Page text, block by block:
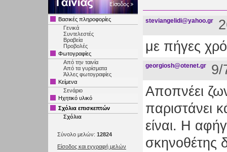
Βασικές πληροφορίες
Γενικά
Συντελεστές
Βραβεία
Προβολές
Φωτογραφίες
Από την ταινία
Από τα γυρίσματα
Άλλες φωτογραφίες
Κείμενα
Σενάριο
Ηχητικό υλικό
Σχόλια επισκεπτών
Σχόλια
Σύνολο μελών: 12824
Είσοδος και εγγραφή μελών
steviangelidi@yahoo.gr
με πήγες
georgiosh@otenet.gr
9/
Αποπνέει
παριστάνει
είναι. Η
σκηνοθέτης